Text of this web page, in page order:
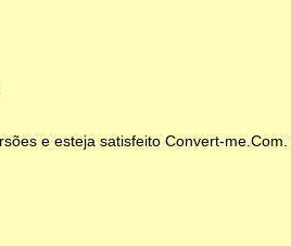
e esteja satisfeito Convert-me.Com